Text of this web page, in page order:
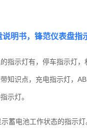
明书，锋范仪表盘指
指示灯有，停车指示灯
知识点，充电指示灯，
示灯。
蓄电池工作状态的指示